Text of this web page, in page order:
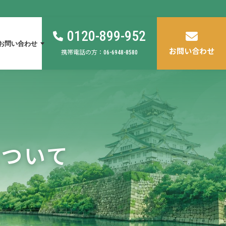
問い合わせ 0120-899-952
携帯電話の方： 06-6948-8580 お問い合わせ
いて